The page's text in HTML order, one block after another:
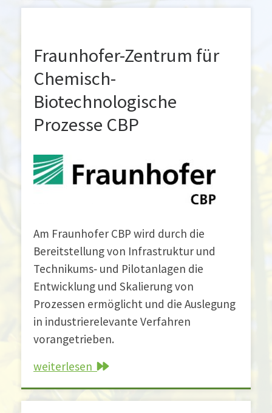
Fraunhofer-Zentrum für
Chemisch-
Biotechnologische
Prozesse CBP
Am Fraunhofer CBP wird durch die
Bereitstellung von Infrastruktur und
Technikums‐ und Pilotanlagen die
Entwicklung und Skalierung von
Prozessen ermöglicht und die Auslegung
in industrierelevante Verfahren
vorangetrieben.
weiterlesen